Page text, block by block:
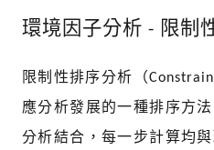
環境因子分析 - 限制
限制性排序分析（
應分析發展的一種排序方
分析結合，每一步計算均